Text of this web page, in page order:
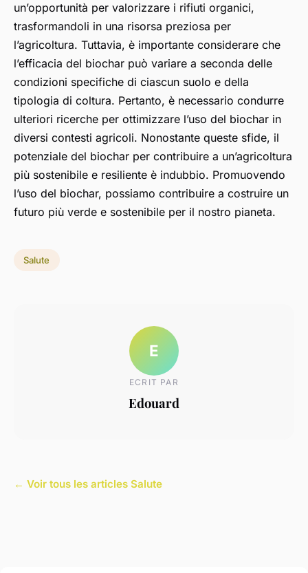
un’opportunità per valorizzare i rifiuti organici,
trasformandoli in una risorsa preziosa per
l’agricoltura. Tuttavia, è importante considerare che
l’efficacia del biochar può variare a seconda delle
condizioni specifiche di ciascun suolo e della
tipologia di coltura. Pertanto, è necessario condurre
ulteriori ricerche per ottimizzare l’uso del biochar in
diversi contesti agricoli. Nonostante queste sfide, il
potenziale del biochar per contribuire a un’agricoltura
più sostenibile e resiliente è indubbio. Promuovendo
l’uso del biochar, possiamo contribuire a costruire un
futuro più verde e sostenibile per il nostro pianeta.
Salute
E
ECRIT PAR
Edouard
← Voir tous les articles Salute